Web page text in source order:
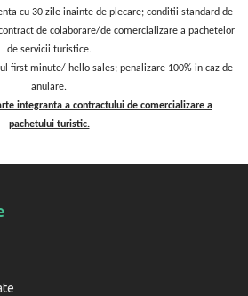
cu 30 zile inainte de plecare; conditii standard de
de colaborare/de comercializare a pachetelor
de servicii turistice.
first minute/ hello sales; penalizare 100% in caz de
anulare.
integranta a contractului de comercializare a
pachetului turistic.